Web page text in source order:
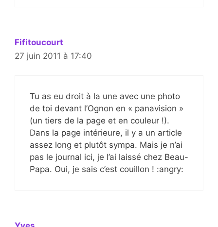
Fifitoucourt
27 juin 2011 à 17:40
Tu as eu droit à la une avec une photo
de toi devant l’Ognon en « panavision »
(un tiers de la page et en couleur !).
Dans la page intérieure, il y a un article
assez long et plutôt sympa. Mais je n’ai
pas le journal ici, je l’ai laissé chez Beau-
Papa. Oui, je sais c’est couillon ! :angry: